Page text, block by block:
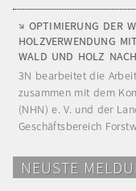
OPTIMIERUNG DER
HOLZVERWENDUNG
WALD UND HOLZ
3N bearbeitet die
zusammen mit dem
(NHN) e. V. und der
Geschäftsbereich
NEUSTE